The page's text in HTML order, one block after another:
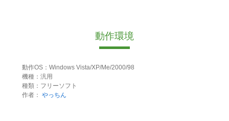
動作環境
動作OS：Windows Vista/XP/Me/2000/98
機種：汎用
種類：フリーソフト
作者： やっちん